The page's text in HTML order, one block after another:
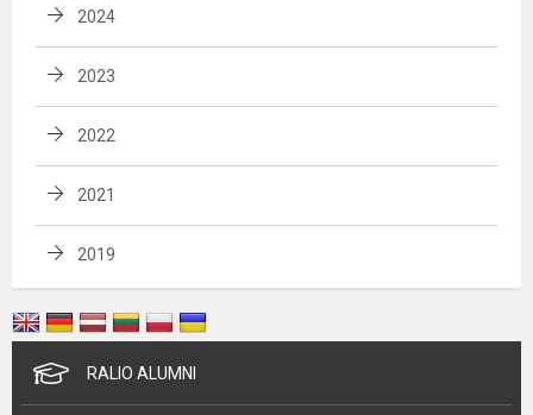
2024
2023
2022
2021
2019
RALIO ALUMNI